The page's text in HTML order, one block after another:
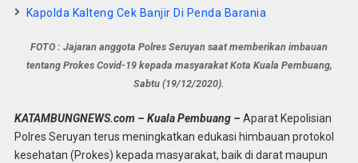
Kapolda Kalteng Cek Banjir Di Penda Barania
FOTO : Jajaran anggota Polres Seruyan saat memberikan imbauan
tentang Prokes Covid-19 kepada masyarakat Kota Kuala Pembuang,
Sabtu (19/12/2020).
KATAMBUNGNEWS.com – Kuala Pembuang – Aparat Kepolisian
Polres Seruyan terus meningkatkan edukasi himbauan protokol
kesehatan (Prokes) kepada masyarakat, baik di darat maupun